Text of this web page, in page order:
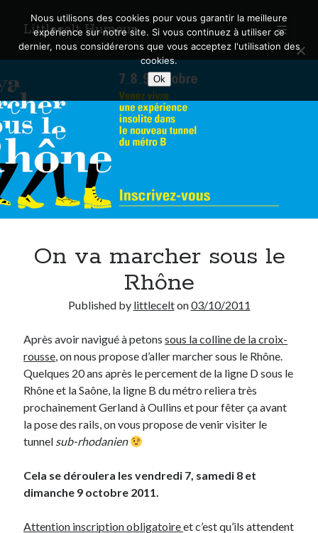
Littlecelt Humeur
open
primary
menu
Sidebar
Search
Derniers articles
Municipales 2026 : Lyon, Métropole et Caluire, mon choix pour l’avenir
Quel Lyonnais es-tu, Renaud Ducher ?
A quand une véritable place pour le vélo à Caluire dans la Métropole de
Comment je vis ma vie sur un vélo
Derniers Commentaires
Entretien ménagerdansT’as vu quoi ? #52
JFdans C’était pas mieux avant… à Lyon
littleceltdansComment j’ai opéré ma vélorution toute personnelle
Anthonydans Comment j’ai opéré ma vélorution toute personnelle
Renaud DucherdansComment j’ai opéré ma vélorution toute
On va marcher sous le
Rhône
Published by littlecelton03/10/2011
Après avoir navigué à petonssous la colline de la croix-
rousse, on nous propose d’aller marcher sous le Rhône.
Quelques 20 ans après le percement de la ligne D sous le
Rhône et la Saône, la ligne B du métro reliera très
prochainement Gerland à Oullins et pour fêter ça avant
la pose des rails, on vous propose de venir visiter le
tunnel sub-rhodanien
Cela se déroulera les vendredi 7, samedi 8 et
dimanche 9 octobre 2011.
Attention inscription obligatoireet c’est qu’ils attendent
Nous utilisons des cookies pour vous garantir la meilleure
expérience sur notre site. Si vous continuez à utiliser ce
dernier, nous considérerons que vous acceptez l'utilisation des
cookies.
Ok